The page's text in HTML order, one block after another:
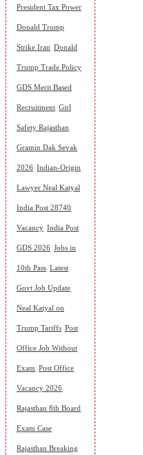
President Tax Power
Donald Trump
Strike Iran Donald
Trump Trade Policy
GDS Merit Based
Recruitment Girl
Safety Rajasthan
Gramin Dak Sevak
2026 Indian-Origin
Lawyer Neal Katyal
India Post 28740
Vacancy India Post
GDS 2026 Jobs in
10th Pass Latest
Govt Job Update
Neal Katyal on
Trump Tariffs Post
Office Job Without
Exam Post Office
Vacancy 2026
Rajasthan 8th Board
Exam Case
Rajasthan Breaking